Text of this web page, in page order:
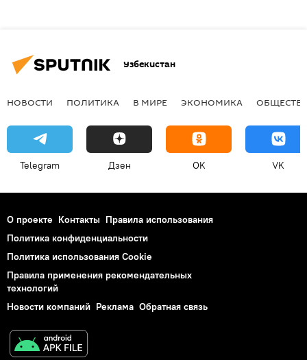
Узбекистан
НОВОСТИ ПОЛИТИКА В МИРЕ ЭКОНОМИКА
Telegram Дзен OK VK
О проекте Контакты Правила использования
Политика конфиденциальности
Политика использования Cookie
Правила применения рекомендательных
технологий
Новости компаний Реклама Обратная связь